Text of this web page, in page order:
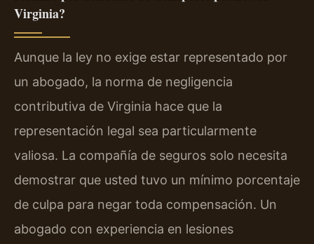
Virginia?
Aunque la ley no exige estar representado por
un abogado, la norma de negligencia
contributiva de Virginia hace que la
representación legal sea particularmente
valiosa. La compañía de seguros solo necesita
demostrar que usted tuvo un mínimo porcentaje
de culpa para negar toda compensación. Un
abogado con experiencia en lesiones